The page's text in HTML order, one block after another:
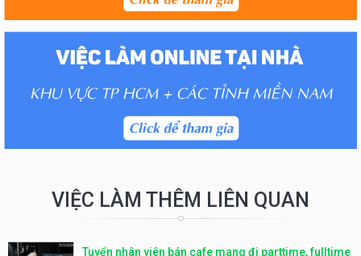
VIỆC LÀM THÊM LIÊN QUAN
Tuyển nhân viên bán cafe mang đi parttime, fulltime